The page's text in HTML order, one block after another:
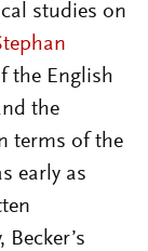
studies on
the English
the
terms of the
early as